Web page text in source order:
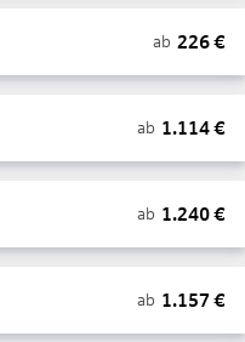
ab 226€
ab 1.114€
ab 1.240€
ab 1.157 €